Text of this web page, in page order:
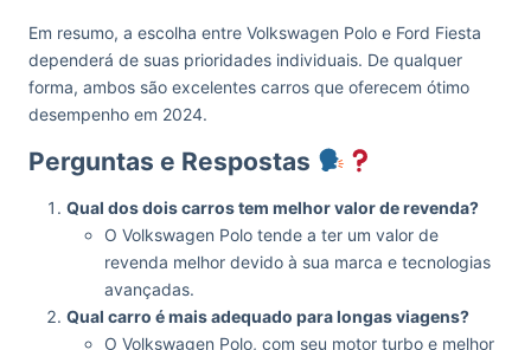
Em resumo, a escolha entre Volkswagen Polo e Ford Fiesta
dependerá de suas prioridades individuais. De qualquer
forma, ambos são excelentes carros que oferecem ótimo
desempenho em 2024.
Perguntas e Respostas
Qual dos dois carros tem melhor valor de revenda?
O Volkswagen Polo tende a ter um valor de
revenda melhor devido à sua marca e tecnologias
avançadas.
Qual carro é mais adequado para longas viagens?
O Volkswagen Polo, com seu motor turbo e melhor